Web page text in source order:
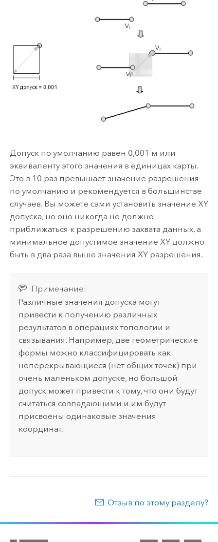
Допуск по умолчанию равен 0,001 м или
эквиваленту этого значения в единицах карты.
Это в 10 раз превышает значение разрешения
по умолчанию и рекомендуется в большинстве
случаев. Вы можете сами установить значение XY
допуска, но оно никогда не должно
приближаться к разрешению захвата данных, а
минимальное допустимое значение XY должно
быть в два раза выше значения XY разрешения.
Примечание:
Различные значения допуска могут
привести к получению различных
результатов в операциях топологии и
связывания. Например, две геометрические
формы можно классифицировать как
неперекрывающиеся (нет общих точек) при
очень маленьком допуске, но большой
допуск может привести к тому, что они будут
считаться совпадающими и им будут
присвоены одинаковые значения
координат.
Отзыв по этому разделу?